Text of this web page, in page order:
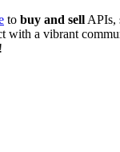
to buy and sell APIs,
with a vibrant